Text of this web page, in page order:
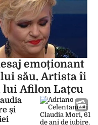
emoționant
său. Artista îi
lui Afilon Lațcu
și